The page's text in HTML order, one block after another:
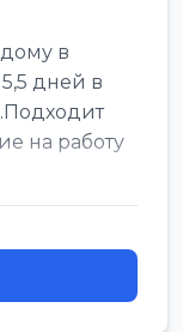
в
дней в
на работу